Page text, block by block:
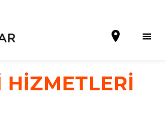
HİZMETLERİ